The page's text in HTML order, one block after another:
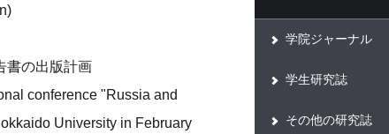
書の出版計画
conference "Russia and
University in February
学院ジャーナル
学生研究誌
その他の研究誌